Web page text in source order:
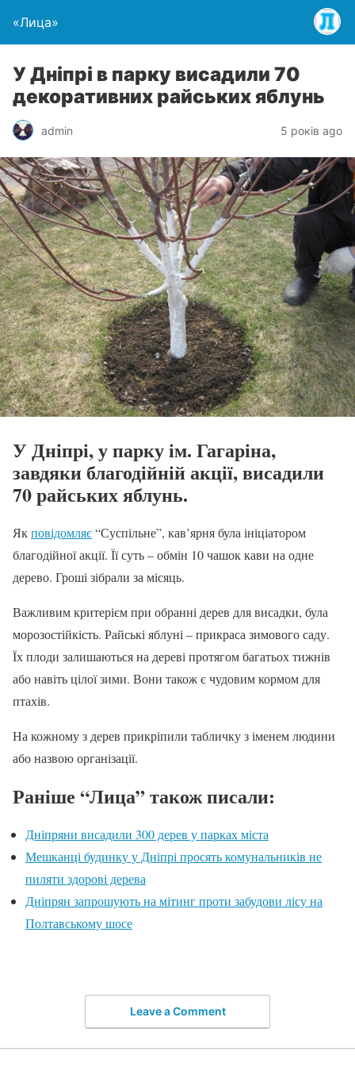
«Лица»
У Дніпрі в парку висадили 70
декоративних райських яблунь
admin 5 років ago
У Дніпрі, у парку ім. Гагаріна,
завдяки благодійній акції, висадили
70 райських яблунь.
Якповідомляє“Суспільне”, кав’ярня була ініціатором
благодійної акції. Її суть – обмін 10 чашок кави на одне
дерево. Гроші зібрали за місяць.
Важливим критерієм при обранні дерев для висадки, була
морозостійкість. Райські яблуні – прикраса зимового саду.
Їх плоди залишаються на дереві протягом багатьох тижнів
або навіть цілої зими. Вони також є чудовим кормом для
птахів.
На кожному з дерев прикріпили табличку з іменем людини
або назвою організації.
Раніше “Лица” також писали:
Дніпряни висадили 300 дерев у парках міста
Мешканці будинку у Дніпрі просять комунальників не
пиляти здорові дерева
Дніпрян запрошують на мітинг проти забудови лісу на
Полтавському шосе
Leave a Comment